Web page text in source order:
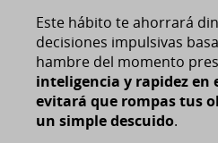
Este hábito te ahorrará
decisiones impulsivas
hambre del momento
inteligencia y rapidez en
evitará que rompas tus
un simple descuido.